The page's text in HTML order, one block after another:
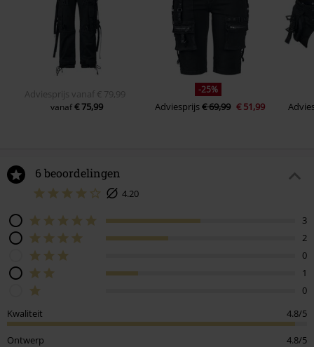
Adviesprijs vanaf € 79,99
vanaf€ 75,99
-25%
Adviesprijs€ 69,99 € 51,99
6 beoordelingen
4.20
3
2
0
1
0
Kwaliteit
4.8/5
Ontwerp 4.8/5